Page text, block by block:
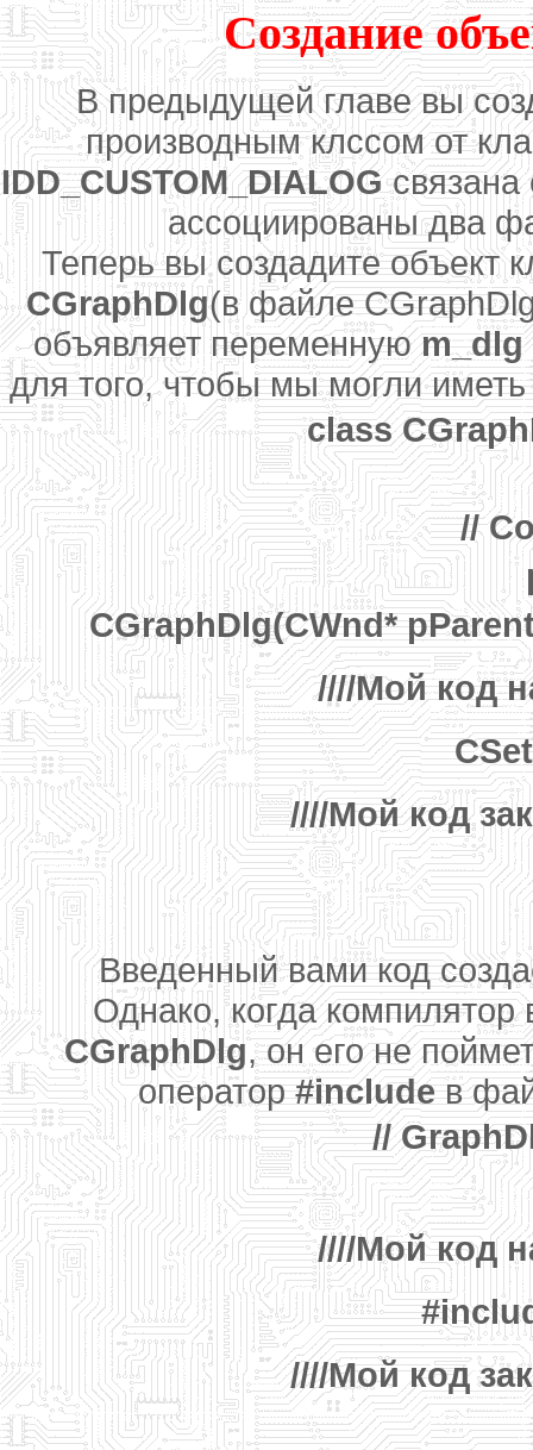
Создание
В предыдущей главе вы
производным клссом от
IDD_CUSTOM_DIALOGсвязана
ассоциированы два
Теперь вы создадите объект
CGraphDlg(в файле
объявляет переменнуюm_dlg
для того, чтобы мы могли
class
//
CGraphDlg(CWnd*
////Мой код
////Мой код
Введенный вами код
Однако, когда компилятор
CGraphDlg, он его не
оператор#includeв
//
////Мой код
////Мой код